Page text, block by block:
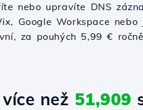
nebo upravíte DNS
Google Workspace
za pouhých 5,99 €
než 51,909